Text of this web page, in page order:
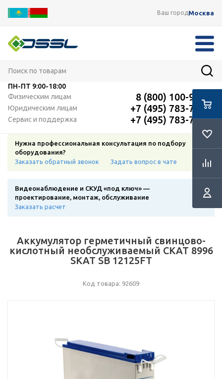
Ваш городМосква
ПН-ПТ 9:00-18:00
Физическим лицам
8 (800) 100-91-12
Юридическим лицам +7 (495) 783-72-87
Сервис и поддержка +7 (495) 783-72-87
Нужна профессиональная консультация по подбору
оборудования?
Заказать обратный звонок
Задать вопрос в чате
Видеонаблюдение и СКУД «под ключ» —
проектирование, монтаж, обслуживание
Заказать расчет
Аккумулятор герметичный свинцово-
кислотный необслуживаемый СКАТ 8996
SKAT SB 12125FT
Код товара: 92609